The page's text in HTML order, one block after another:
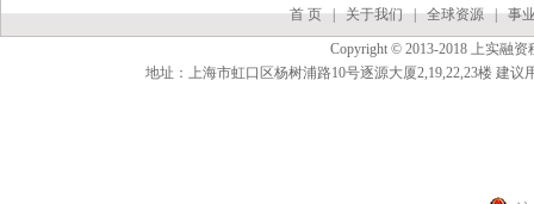
首 页|关于我们|全球资源|事
Copyright © 2013-2018 上实融资
地址：上海市虹口区杨树浦路10号逐源大厦2,19,22,23楼 建议